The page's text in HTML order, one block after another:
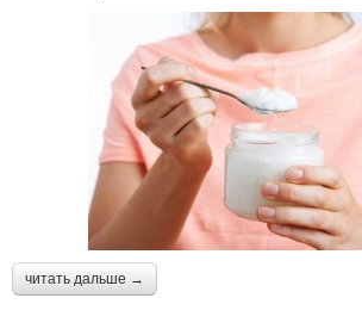
читать дальше →